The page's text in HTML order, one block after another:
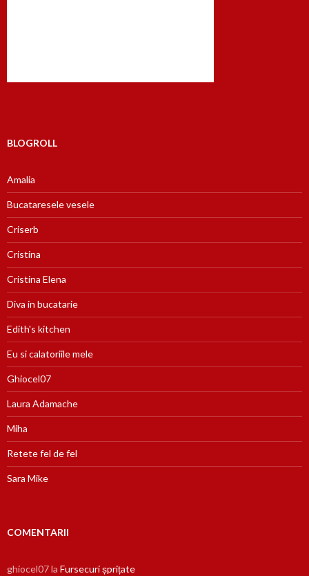
BLOGROLL
Amalia
Bucataresele vesele
Criserb
Cristina
Cristina Elena
Diva in bucatarie
Edith's kitchen
Eu si calatoriile mele
Ghiocel07
Laura Adamache
Miha
Retete fel de fel
Sara Mike
COMENTARII
ghiocel07la Fursecuri șprițate